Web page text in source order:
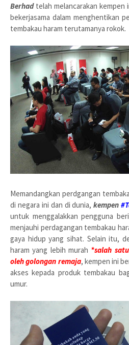
Berhad telah melancarakan kempen
bekerjasama dalam menghentikan
tembakau haram terutamanya rokok.
Memandangkan perdgangan
di negara ini dan di dunia,kempen
untuk menggalakkan pengguna
menjauhi perdagangan tembakau
gaya hidup yang sihat. Selain itu,
haram yang lebih murah *salah
oleh golongan remaja, kempen ini
akses kepada produk tembakau
umur.